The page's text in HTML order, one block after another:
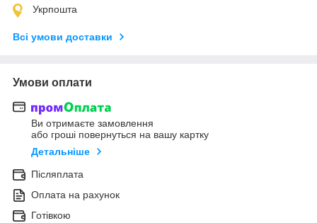
Укрпошта
Всі умови доставки
Умови оплати
Ви отримаєте замовлення
або гроші повернуться на вашу картку
Детальніше
Післяплата
Оплата на рахунок
Готівкою